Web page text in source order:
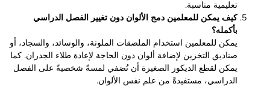
تعليمية مناسبة.
كيف يمكن للمعلمين دمج الألوان دون تغيير الفصل الدراسي
بأكمله؟
يمكن للمعلمين استخدام الملصقات الملونة، والوسائد، والسجاد، أو
صناديق التخزين لإضافة ألوان دون الحاجة لإعادة طلاء الجدران. كما
يمكن لقطع الديكور الصغيرة أن تُضفي لمسةً شخصيةً على الفصل
الدراسي، مستفيدةً من علم نفس الألوان.